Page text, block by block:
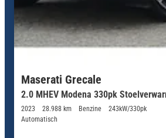
Maserati Grecale
2.0 MHEV Modena 330pk
2023 28.988 km Benzine
243kW/330pk
Automatisch